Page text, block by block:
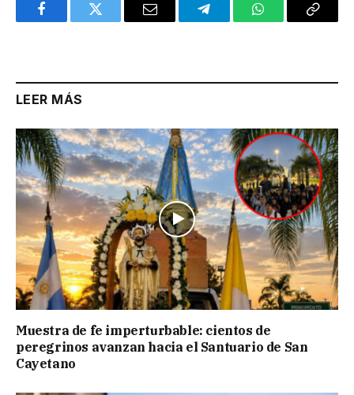
FacebookTwitter Email TelegramWhatsAppCopy
LEER MÁS
Muestra de fe imperturbable: cientos de
peregrinos avanzan hacia el Santuario de San
Cayetano